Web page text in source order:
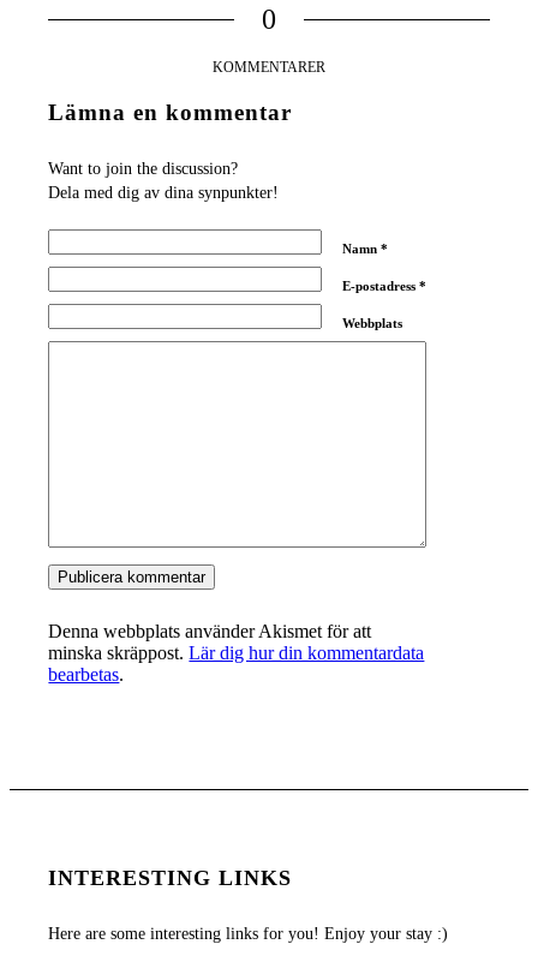
0
KOMMENTARER
Lämna en kommentar
Want to join the discussion?
Dela med dig av dina synpunkter!
Namn*
E-postadress*
Webbplats
Denna webbplats använder Akismet för att
minska skräppost.Lär dig hur din kommentardata
bearbetas.
INTERESTING LINKS
Here are some interesting links for you! Enjoy your stay :)